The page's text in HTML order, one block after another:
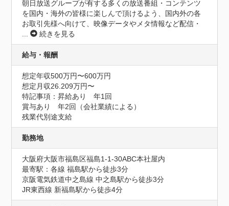
朝日放送グループが有する多くの放送番組・コンテンツ
を国内・海外の皆様に楽しんで頂けるよう、国内外の各
お取引先様へ向けて、映像データやメタ情報など配信・
...
続きを見る
給与・報酬
想定年収500万円〜600万円
想定月収26.209万円〜
特記事項：昇給あり　年1回
賞与あり　年2回（会社業績による）
残業代別途支給
勤務地
大阪府大阪市福島区福島1-1-30ABC本社屋内
最寄駅：各線 福島駅から徒歩3分
京阪電気鉄道中之島線 中之島駅から徒歩3分
JR東西線 新福島駅から徒歩4分